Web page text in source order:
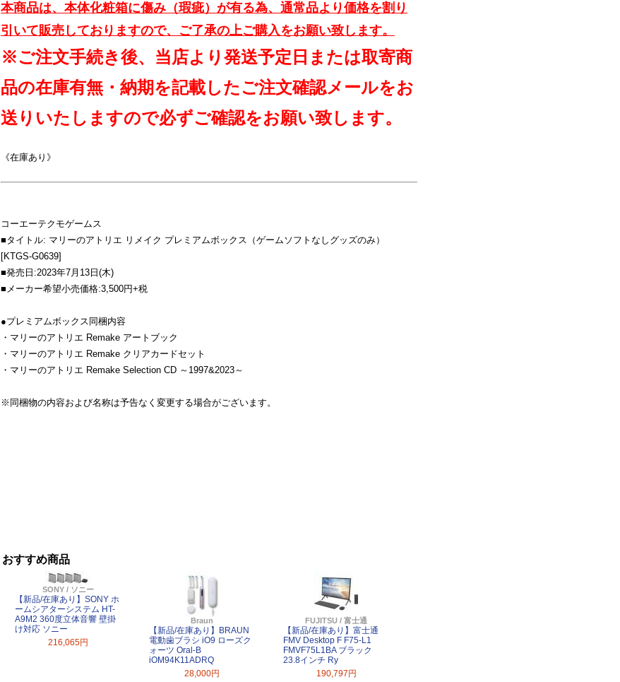
本商品は、本体化粧箱に傷み（瑕疵）が有る為、通常品より価格を割り
引いて販売しておりますので、ご了承の上ご購入をお願い致します。
※ご注文手続き後、当店より発送予定日または取寄商
品の在庫有無・納期を記載したご注文確認メールをお
送りいたしますので必ずご確認をお願い致します。
《在庫あり》
コーエーテクモゲームス
■タイトル: マリーのアトリエ リメイク プレミアムボックス（ゲームソフトなしグッズのみ）
[KTGS-G0639]
■発売日:2023年7月13日(木)
■メーカー希望小売価格:3,500円+税
●プレミアムボックス同梱内容
・マリーのアトリエ Remake アートブック
・マリーのアトリエ Remake クリアカードセット
・マリーのアトリエ Remake Selection CD ～1997&2023～
※同梱物の内容および名称は予告なく変更する場合がございます。
おすすめ商品
SONY / ソニー
【新品/在庫あり】SONY ホ
ームシアターシステム HT-
A9M2 360度立体音響 壁掛
け対応 ソニー
216,065円
Braun
【新品/在庫あり】BRAUN
電動歯ブラシ iO9 ローズク
ォーツ Oral-B
iOM94K11ADRQ
28,000円
FUJITSU / 富士通
【新品/在庫あり】富士通
FMV Desktop F F75-L1
FMVF75L1BA ブラック
23.8インチ Ry
190,797円